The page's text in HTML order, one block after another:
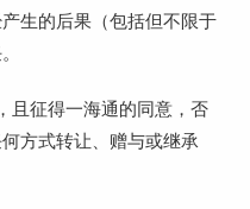
生的后果（包括但不限于
且征得一海通的同意，否
方式转让、赠与或继承